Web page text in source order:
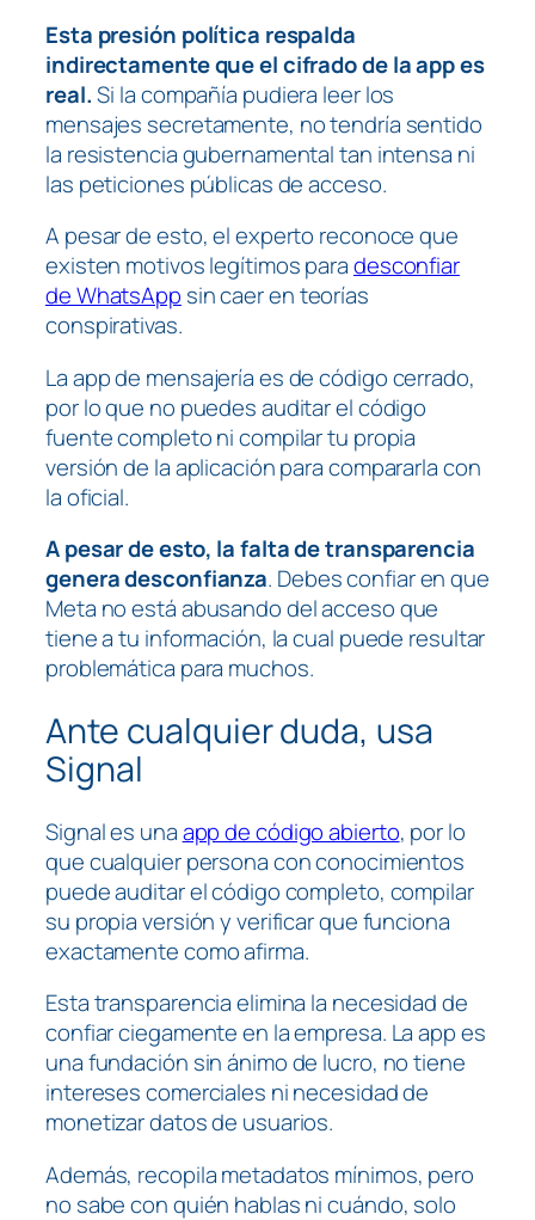
Esta presión política respalda
indirectamente que el cifrado de la app es
real.Si la compañía pudiera leer los
mensajes secretamente, no tendría sentido
la resistencia gubernamental tan intensa ni
las peticiones públicas de acceso.
A pesar de esto, el experto reconoce que
existen motivos legítimos paradesconfiar
de WhatsApp sin caer en teorías
conspirativas.
La app de mensajería es de código cerrado,
por lo que no puedes auditar el código
fuente completo ni compilar tu propia
versión de la aplicación para compararla con
la oficial.
A pesar de esto, la falta de transparencia
genera desconfianza. Debes confiar en que
Meta no está abusando del acceso que
tiene a tu información, la cual puede resultar
problemática para muchos.
Ante cualquier duda, usa
Signal
Signal es unaapp de código abierto, por lo
que cualquier persona con conocimientos
puede auditar el código completo, compilar
su propia versión y verificar que funciona
exactamente como afirma.
Esta transparencia elimina la necesidad de
confiar ciegamente en la empresa. La app es
una fundación sin ánimo de lucro, no tiene
intereses comerciales ni necesidad de
monetizar datos de usuarios.
Además, recopila metadatos mínimos, pero
no sabe con quién hablas ni cuándo, solo